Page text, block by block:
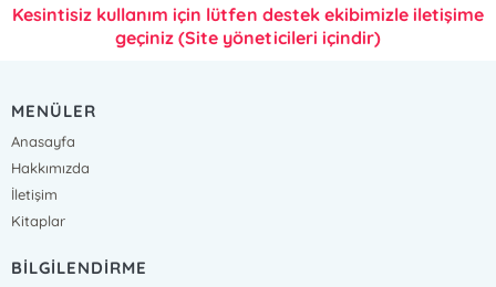
Kesintisiz kullanım için lütfen destek ekibimizle iletişime
geçiniz (Site yöneticileri içindir)
MENÜLER
Anasayfa
Hakkımızda
İletişim
Kitaplar
BİLGİLENDİRME